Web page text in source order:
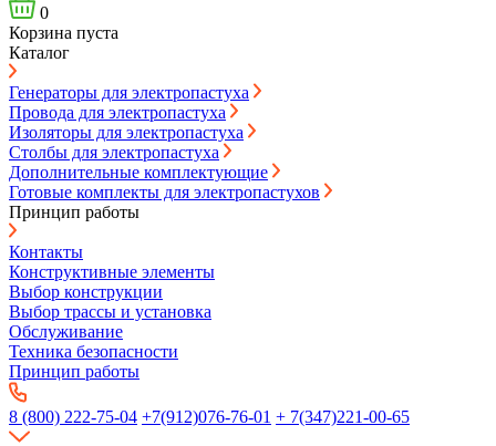
0
Корзина пуста
Каталог
Генераторы для электропастуха
Провода для электропастуха
Изоляторы для электропастуха
Столбы для электропастуха
Дополнительные комплектующие
Готовые комплекты для электропастухов
Принцип работы
Контакты
Конструктивные элементы
Выбор конструкции
Выбор трассы и установка
Обслуживание
Техника безопасности
Принцип работы
8 (800) 222-75-04 +7(912)076-76-01 + 7(347)221-00-65